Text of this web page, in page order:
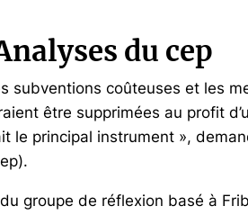
du cep
subventions coûteuses et les
être supprimées au profit
le principal instrument »,
du groupe de réflexion basé à